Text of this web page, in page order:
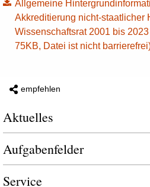
Allgemeine
Akkreditierung nicht-staatlicher
Wissenschaftsrat 2001 bis
75KB, Datei ist nicht
empfehlen
Aktuelles
Aufgabenfelder
Service